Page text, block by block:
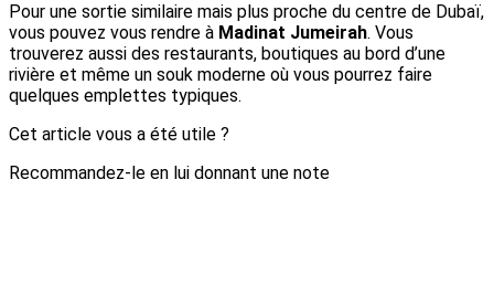
Pour une sortie similaire mais plus proche du centre de Dubaï,
vous pouvez vous rendre à Madinat Jumeirah. Vous
trouverez aussi des restaurants, boutiques au bord d’une
rivière et même un souk moderne où vous pourrez faire
quelques emplettes typiques.
Cet article vous a été utile ?
Recommandez-le en lui donnant une note